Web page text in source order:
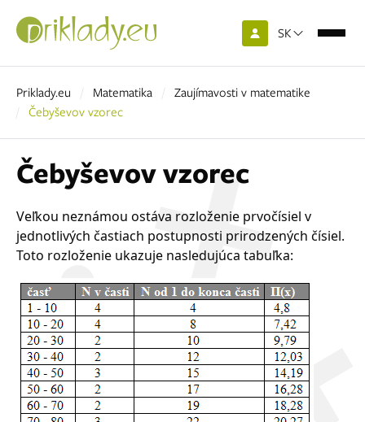
SK
Priklady.eu Matematika
Zaujímavosti v matematike
Čebyševov vzorec
Čebyševov vzorec
Veľkou neznámou ostáva rozloženie prvočísiel v
jednotlivých častiach postupnosti prirodzených čísiel.
Toto rozloženie ukazuje nasledujúca tabuľka: